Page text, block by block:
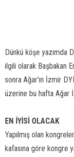
Dünkü köşe yazımda
ilgili olarak Başbakan
sonra Ağar'ın İzmir
üzerine bu hafta Ağar
EN İYİSİ OLACAK
Yapılmış olan
kafasına göre kongre